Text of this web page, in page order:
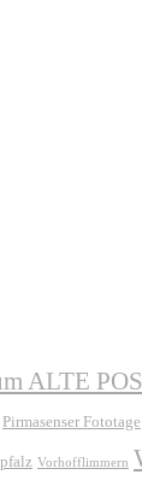
ALTE
Pirmasenser Fototage
Vorhofflimmern